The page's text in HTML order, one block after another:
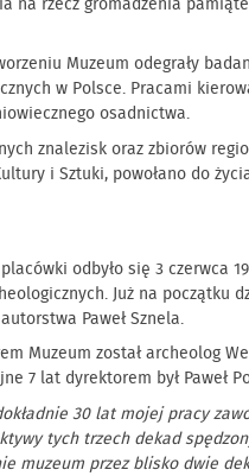
na rzecz gromadzenia
Muzeum odegrały
w Polsce. Pracami
osadnictwa.
znalezisk oraz zbiorów
i Sztuki, powołano do
odbyło się 3 czerwca
Już na
Paweł Sznela.
Muzeum został archeolog
7 lat dyrektorem był Paweł
30 lat mojej pracy
tych trzech dekad
muzeum przez blisko dwie